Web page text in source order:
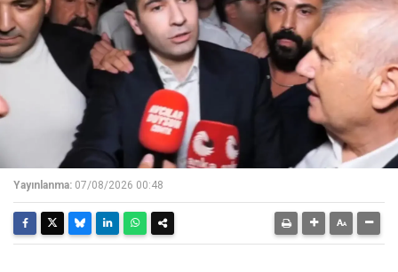
Yayınlanma: 07/08/2026 00:48